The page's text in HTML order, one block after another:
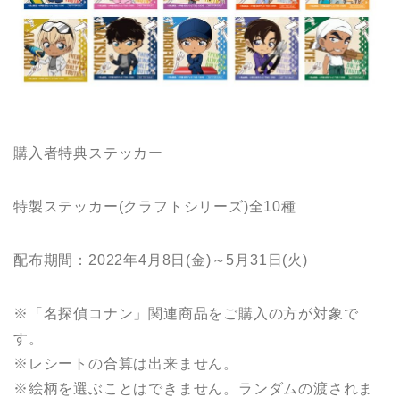
購入者特典ステッカー
特製ステッカー(クラフトシリーズ)全10種
配布期間：2022年4月8日(金)～5月31日(火)
※「名探偵コナン」関連商品をご購入の方が対象で
す。
※レシートの合算は出来ません。
※絵柄を選ぶことはできません。ランダムの渡されま